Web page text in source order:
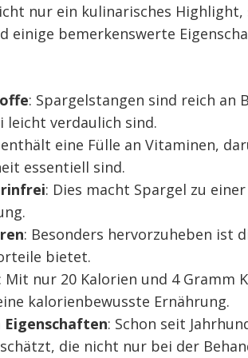
nur ein kulinarisches Highlight,
einige bemerkenswerte
: Spargelstangen sind reich an
leicht verdaulich sind.
eine Fülle an Vitaminen,
essentiell sind.
: Dies macht Spargel zu
: Besonders hervorzuheben ist
bietet.
: Mit nur 20 Kalorien und 4 Gramm
kalorienbewusste Ernährung.
: Schon seit
die nicht nur bei der